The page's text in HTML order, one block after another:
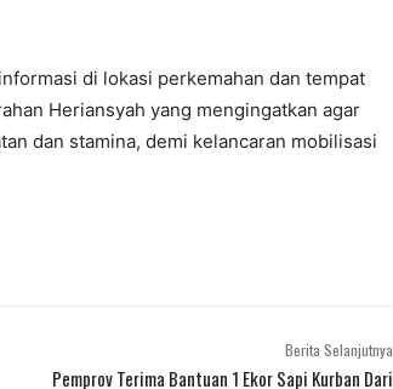
di lokasi perkemahan dan tempat
Heriansyah yang mengingatkan agar
dan stamina, demi kelancaran mobilisasi
Berita Selanjutnya
Pemprov Terima Bantuan 1 Ekor Sapi Kurban Dari